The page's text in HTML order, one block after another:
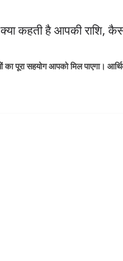
कहती है आपकी राशि,
पूरा सहयोग आपको मिल पाएगा।